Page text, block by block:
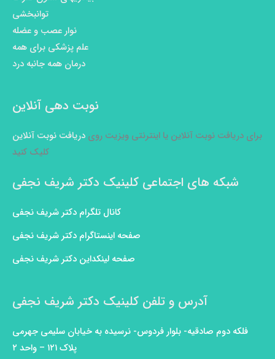
توانبخشی
نوار عصب و عضله
علم پزشکی برای همه
درمان همه جانبه درد
نوبت دهی آنلاین
برای دریافت نوبت آنلاین یا اینترنتی ویزیت روی دریافت نوبت آنلاین
کلیک کنید
شبکه های اجتماعی کلینیک دکتر شریف نجفی
کانال تلگرام دکتر شریف نجفی
صفحه اینستاگرام دکتر شریف نجفی
صفحه لینکداین دکتر شریف نجفی
آدرس و تلفن کلینیک دکتر شریف نجفی
فلکه دوم صادقیه- بلوار فردوس- نرسیده به خیابان سلیمی جهرمی
پلاک ۱۲۱ – واحد ۲